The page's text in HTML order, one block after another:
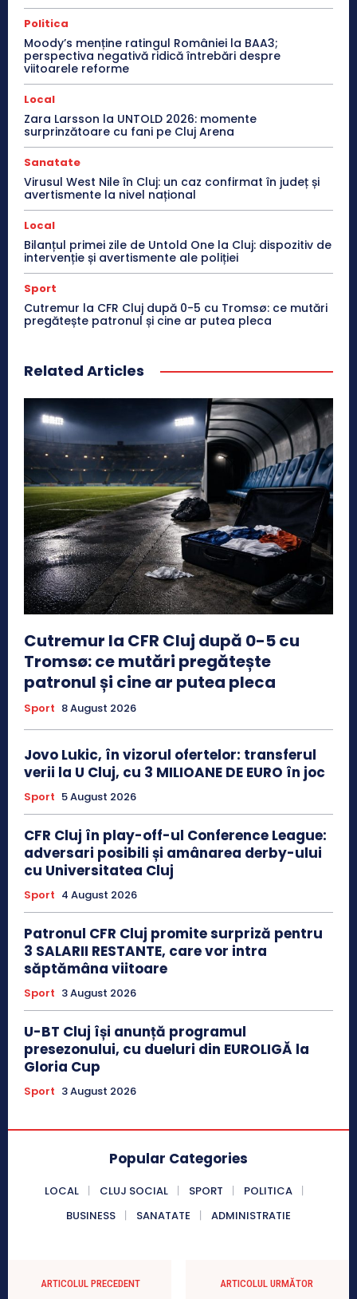
Politica
Moody’s menține ratingul României la BAA3;
perspectiva negativă ridică întrebări despre
viitoarele reforme
Local
Zara Larsson la UNTOLD 2026: momente
surprinzătoare cu fani pe Cluj Arena
Sanatate
Virusul West Nile în Cluj: un caz confirmat în județ și
avertismente la nivel național
Local
Bilanțul primei zile de Untold One la Cluj: dispozitiv de
intervenție și avertismente ale poliției
Sport
Cutremur la CFR Cluj după 0-5 cu Tromsø: ce mutări
pregătește patronul și cine ar putea pleca
Related Articles
Cutremur la CFR Cluj după 0-5 cu
Tromsø: ce mutări pregătește
patronul și cine ar putea pleca
Sport 8 August 2026
Jovo Lukic, în vizorul ofertelor: transferul
verii la U Cluj, cu 3 MILIOANE DE EURO în joc
Sport 5 August 2026
CFR Cluj în play-off-ul Conference League:
adversari posibili și amânarea derby-ului
cu Universitatea Cluj
Sport 4 August 2026
Patronul CFR Cluj promite surpriză pentru
3 SALARII RESTANTE, care vor intra
săptămâna viitoare
Sport 3 August 2026
U-BT Cluj își anunță programul
presezonului, cu dueluri din EUROLIGĂ la
Gloria Cup
Sport 3 August 2026
Popular Categories
LOCAL CLUJ SOCIAL SPORT
POLITICA
BUSINESS
SANATATE ADMINISTRATIE
ARTICOLUL PRECEDENT ARTICOLUL URMĂTOR